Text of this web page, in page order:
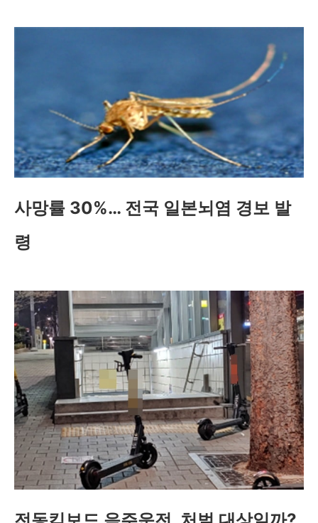
사망률 30%… 전국 일본뇌염 경보 발
령